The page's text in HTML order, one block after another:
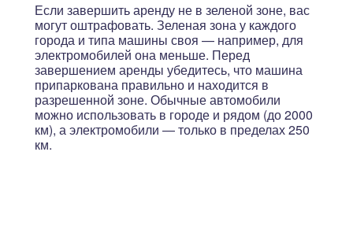
Если завершить аренду не в зеленой зоне, вас
могут оштрафовать. Зеленая зона у каждого
города и типа машины своя — например, для
электромобилей она меньше. Перед
завершением аренды убедитесь, что машина
припаркована правильно и находится в
разрешенной зоне. Обычные автомобили
можно использовать в городе и рядом (до 2000
км), а электромобили — только в пределах 250
км.